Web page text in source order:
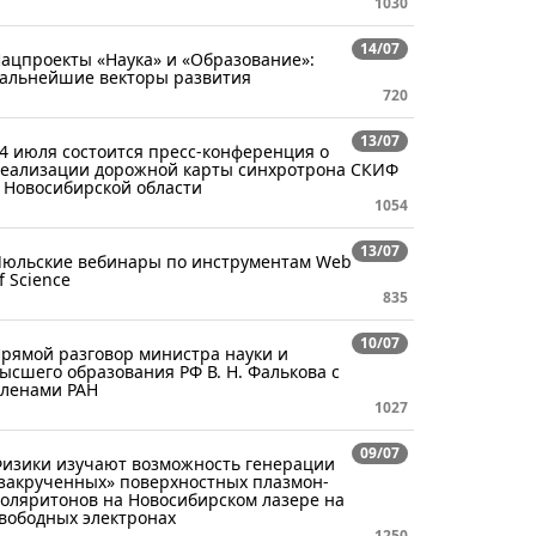
14/07
«Наука» и «Образование»:
векторы развития
720
13/07
июля состоится пресс-конференция о
дорожной карты синхротрона СКИФ
Новосибирской области
1054
13/07
вебинары по инструментам Web
Science
835
10/07
разговор министра науки и
образования РФ В. Н. Фалькова с
РАН
1027
09/07
изучают возможность генерации
поверхностных плазмон-
на Новосибирском лазере на
электронах